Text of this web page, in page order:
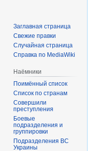
Заглавная страница
Свежие правки
Случайная страница
Справка по MediaWiki
Наёмники
Поимённый список
Список по странам
Совершили
преступления
Боевые
подразделения и
группировки
Подразделения ВС
Украины